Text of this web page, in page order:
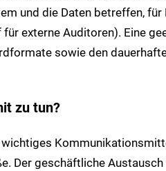
und die Daten betreffen, für
externe Auditoren). Eine
sowie den
zu tun?
Der geschäftliche